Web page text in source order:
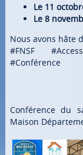
Le 11
Le 8
Nous avons hâte
#FNSF
#Conférence
Conférence du
Maison